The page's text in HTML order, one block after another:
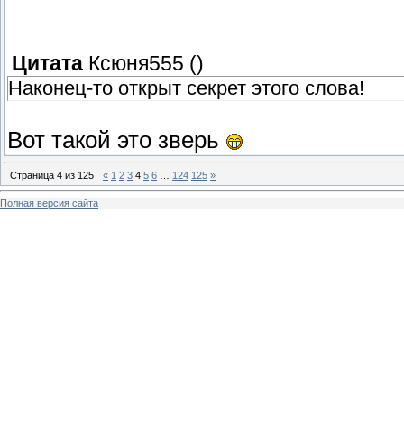
Цитата Ксюня555 ()
Наконец-то открыт секрет этого слова!
Вот такой это зверь
Страница 4 из 125 « 1 2 3 4 5 6 124 125 »
Полная версия сайта